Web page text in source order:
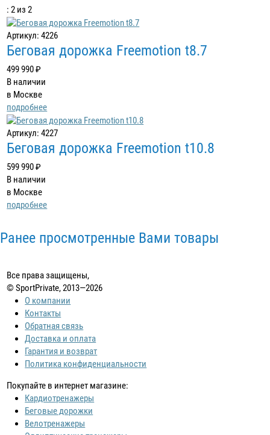
: 2 из 2
Артикул: 4226
Беговая дорожка Freemotion t8.7
499 990 ₽
В наличии
в Москве
подробнее
Артикул: 4227
Беговая дорожка Freemotion t10.8
599 990 ₽
В наличии
в Москве
подробнее
Ранее просмотренные Вами товары
Все права защищены,
© SportPrivate, 2013—2026
О компании
Контакты
Обратная связь
Доставка и оплата
Гарантия и возврат
Политика конфиденциальности
Покупайте в интернет магазине:
Кардиотренажеры
Беговые дорожки
Велотренажеры